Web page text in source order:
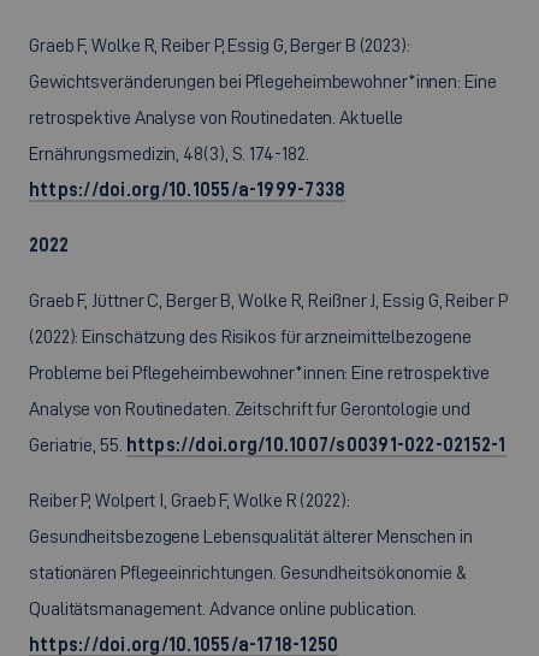
Graeb F, Wolke R, Reiber P, Essig G, Berger B (2023):
Gewichtsveränderungen bei Pflegeheimbewohner*innen: Eine
retrospektive Analyse von Routinedaten. Aktuelle
Ernährungsmedizin, 48(3), S. 174-182.
https://doi.org/10.1055/a-1999-7338
2022
Graeb F, Jüttner C, Berger B, Wolke R, Reißner J, Essig G, Reiber P
(2022): Einschätzung des Risikos für arzneimittelbezogene
Probleme bei Pflegeheimbewohner*innen: Eine retrospektive
Analyse von Routinedaten. Zeitschrift fur Gerontologie und
Geriatrie, 55. https://doi.org/10.1007/s00391-022-02152-1
Reiber P, Wolpert I, Graeb F, Wolke R (2022):
Gesundheitsbezogene Lebensqualität älterer Menschen in
stationären Pflegeeinrichtungen. Gesundheitsökonomie &
Qualitätsmanagement. Advance online publication.
https://doi.org/10.1055/a-1718-1250